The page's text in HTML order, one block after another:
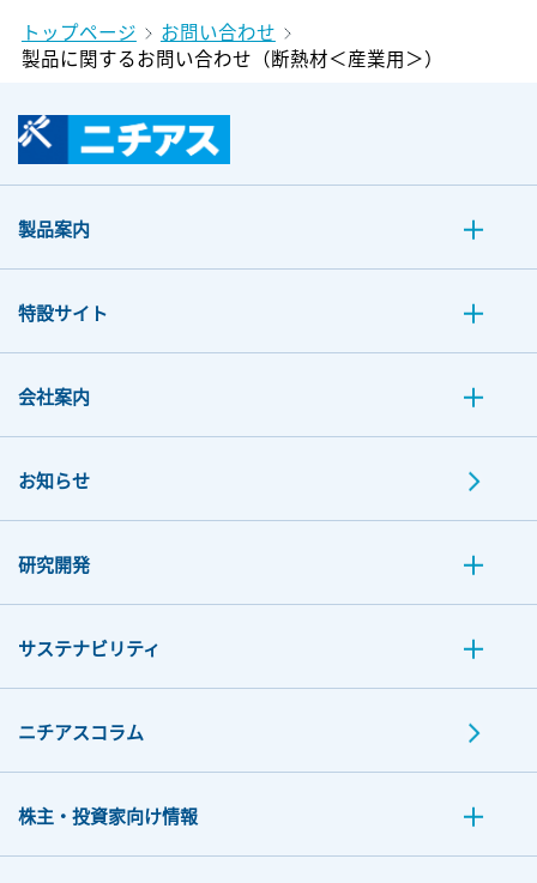
トップページ
お問い合わせ
製品に関するお問い合わせ（断熱材＜産業用＞）
製品案内
特設サイト
会社案内
お知らせ
研究開発
サステナビリティ
ニチアスコラム
株主・投資家向け情報